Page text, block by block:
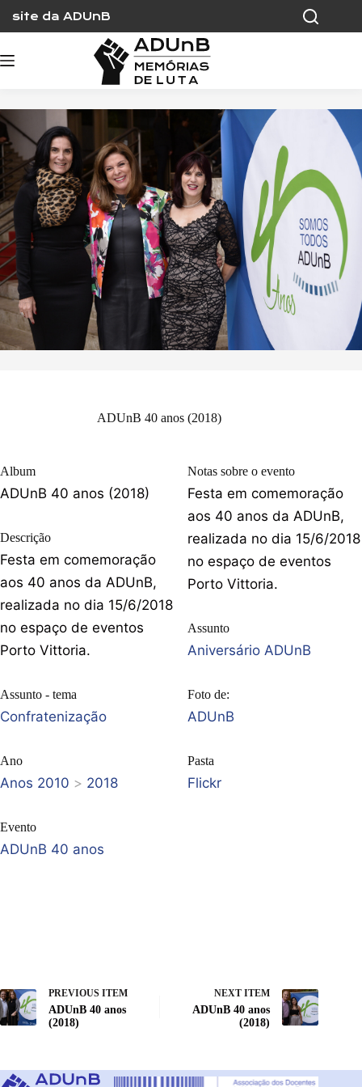
content
site da ADUnB
ADUnB 40 anos (2018)
Album
ADUnB 40 anos (2018)
Descrição
Festa em comemoração
aos 40 anos da ADUnB,
realizada no dia 15/6/2018
no espaço de eventos
Porto Vittoria.
Assunto - tema
Confratenização
Ano
Anos 2010 > 2018
Evento
ADUnB 40 anos
Notas sobre o evento
Festa em comemoração
aos 40 anos da ADUnB,
realizada no dia 15/6/2018
no espaço de eventos
Porto Vittoria.
Assunto
Aniversário ADUnB
Foto de:
ADUnB
Pasta
Flickr
PREVIOUS ITEM
ADUnB 40 anos
(2018)
NEXT ITEM
ADUnB 40 anos
(2018)